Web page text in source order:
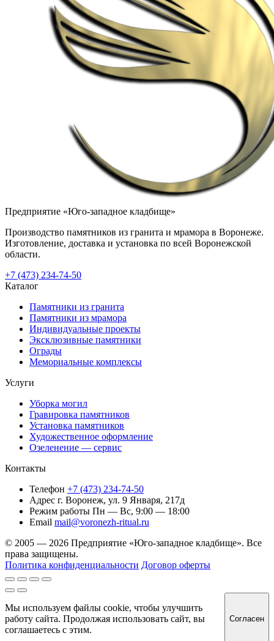
Предприятие «Юго-западное кладбище»
Производство памятников из гранита и мрамора в Воронеже.
Изготовление, доставка и установка по всей Воронежской
области.
+7 (473) 234-74-50
Каталог
Памятники из гранита
Памятники из мрамора
Индивидуальные проекты
Эксклюзивные памятники
Ограды
Мемориальные комплексы
Услуги
Уборка могил
Гравировка памятников
Установка памятников
Художественное оформление
Озеленение — сервис
Контакты
Телефон +7 (473) 234-74-50
Адрес г. Воронеж, ул. 9 Января, 217д
Режим работы Пн — Вс, 9:00 — 18:00
Email mail@voronezh-ritual.ru
© 2005 — 2026 Предприятие «Юго-западное кладбище». Все
права защищены.
Политика конфиденциальности Договор оферты
Мы используем файлы cookie, чтобы улучшить
работу сайта. Продолжая использовать сайт, вы
соглашаетесь с этим.
Согласен